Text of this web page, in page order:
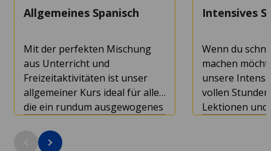
Allgemeines Spanisch
Mit der perfekten Mischung
aus Unterricht und
Freizeitaktivitäten ist unser
allgemeiner Kurs ideal für alle,
die ein rundum ausgewogenes
Kursdauer: 1+ Wochen
Intensives
Wenn du
machen
unsere
vollen
Lektionen